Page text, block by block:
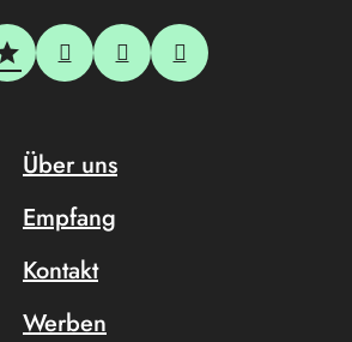
Über uns
Empfang
Kontakt
Werben